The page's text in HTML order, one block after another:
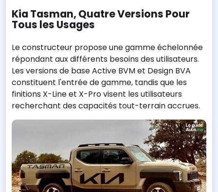
Kia Tasman, Quatre Versions Pour
Tous les Usages
Le constructeur propose une gamme échelonnée
répondant aux différents besoins des utilisateurs.
Les versions de base Active BVM et Design BVA
constituent l'entrée de gamme, tandis que les
finitions X-Line et X-Pro visent les utilisateurs
recherchant des capacités tout-terrain accrues.